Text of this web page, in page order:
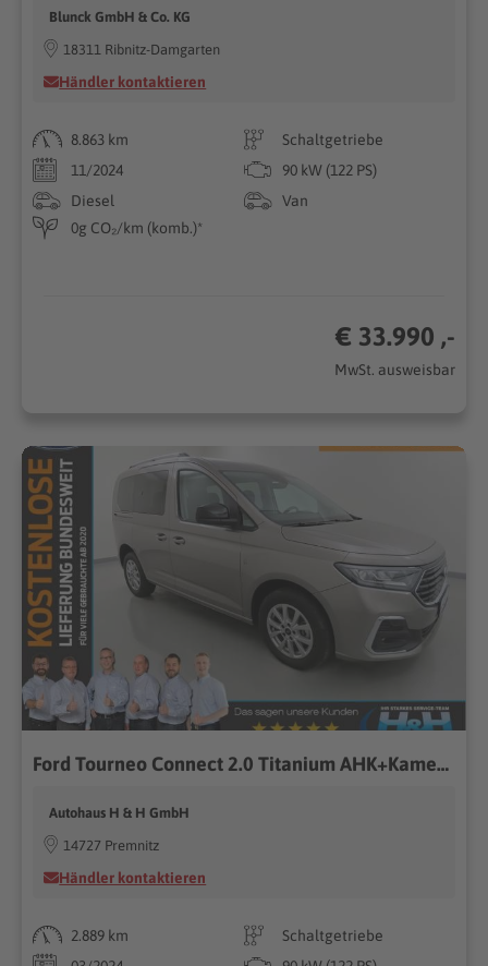
Blunck GmbH & Co. KG
18311 Ribnitz-Damgarten
Händler kontaktieren
8.863 km
Schaltgetriebe
11/2024
90 kW (122 PS)
Diesel
Van
0g CO₂/km (komb.)*
€ 33.990 ,-
MwSt. ausweisbar
Ford Tourneo Connect 2.0 Titanium AHK+Kamera+LED
Autohaus H & H GmbH
14727 Premnitz
Händler kontaktieren
2.889 km
Schaltgetriebe